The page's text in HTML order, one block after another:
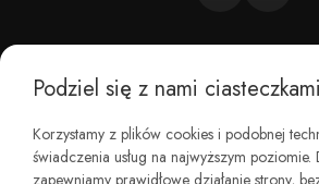
CZEMU BAREFOOT?
KIM JESTEŚMY?
Podziel się z nami
Korzystamy z plików cookies i podobnej
świadczenia usług na najwyższym poziomie.
zapewniamy prawidłowe działanie strony,